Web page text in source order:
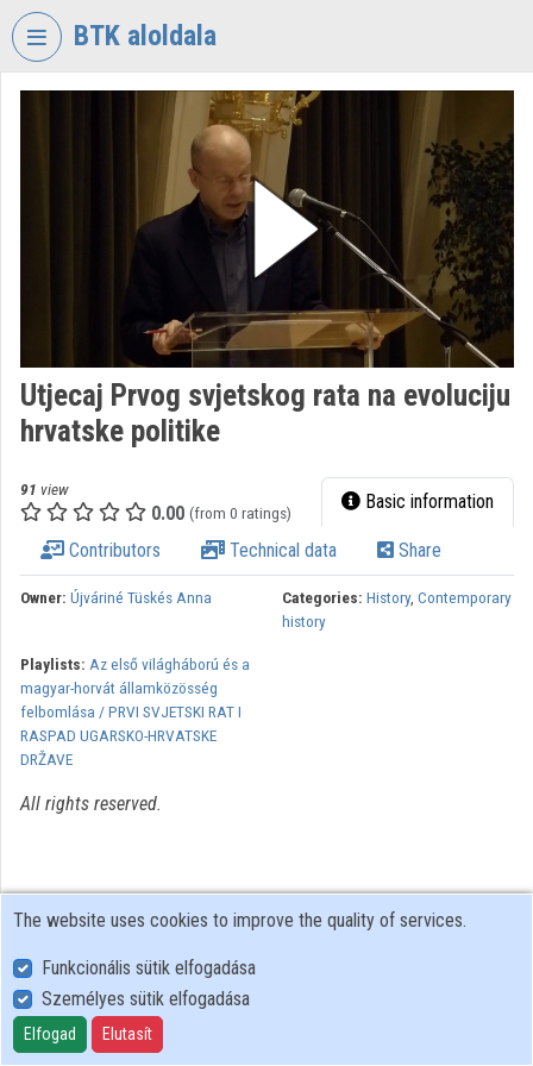
Skip header
BTK aloldala
TORIUM
Organization home
Organization discovery
Categories
Organizations
Utjecaj Prvog svjetskog rata na evoluciju
hrvatske politike
91 view
0.00 (from 0 ratings) Basic information
Contributors Technical data Share
Owner: Újváriné Tüskés Anna Categories: History, Contemporary
history
Playlists: Az első világháború és a
magyar-horvát államközösség
felbomlása / PRVI SVJETSKI RAT I
RASPAD UGARSKO-HRVATSKE
DRŽAVE
All rights reserved.
User Policy
Adatkezelési tájékoztató (en)
Cookie Policy
The website uses cookies to improve the quality of services.
Funkcionális sütik elfogadása
Személyes sütik elfogadása
Elfogad Elutasít